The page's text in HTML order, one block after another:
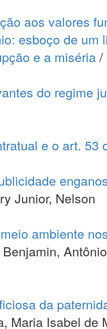
aos valores
esboço de um
e a miséria/
do regime
e o art. 53
Junior, Nelson
ambiente
da
Maria Isabel de